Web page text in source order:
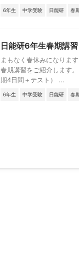
6年生 中学受験 日能研 春
日能研6年生春期講習
まもなく春休みになりま
春期講習をご紹介します
期4日間＋テスト） ...
6年生 中学受験 日能研 春